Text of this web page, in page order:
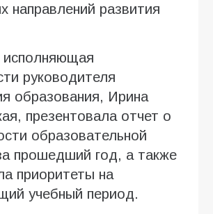
направлений развития
исполняющая
руководителя
образования, Ирина
презентовала отчет о
образовательной
прошедший год, а также
приоритеты на
учебный период.